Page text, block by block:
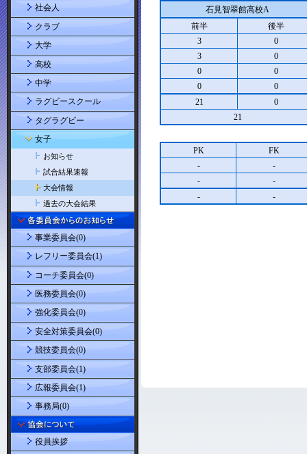
石見智翠館高校A
前半
後半
3
0
3
0
0
0
0
0
21
0
21
PK
FK
-
-
-
-
-
-
社会人
クラブ
大学
高校
中学
ラグビースクール
タグラグビー
女子
お知らせ
試合結果速報
大会情報
過去の大会結果
事業委員会(0)
レフリー委員会(1)
コーチ委員会(0)
医務委員会(0)
強化委員会(0)
安全対策委員会(0)
競技委員会(0)
支部委員会(1)
広報委員会(1)
事務局(0)
役員挨拶